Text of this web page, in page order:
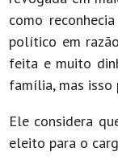
como
político em
feita e muito
família, mas isso
Ele considera
eleito para o